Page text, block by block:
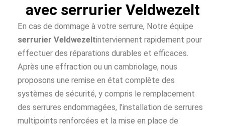
avec serrurier Veldwezelt
En cas de dommage à votre serrure, Notre équipe
serrurier Veldwezeltinterviennent rapidement pour
effectuer des réparations durables et efficaces.
Après une effraction ou un cambriolage, nous
proposons une remise en état complète des
systèmes de sécurité, y compris le remplacement
des serrures endommagées, l’installation de serrures
multipoints renforcées et la mise en place de